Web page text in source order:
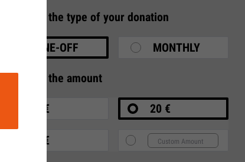
Select the type of your donation
ONE-OFF MONTHLY
2 Select the amount
10 € 20 €
35 €